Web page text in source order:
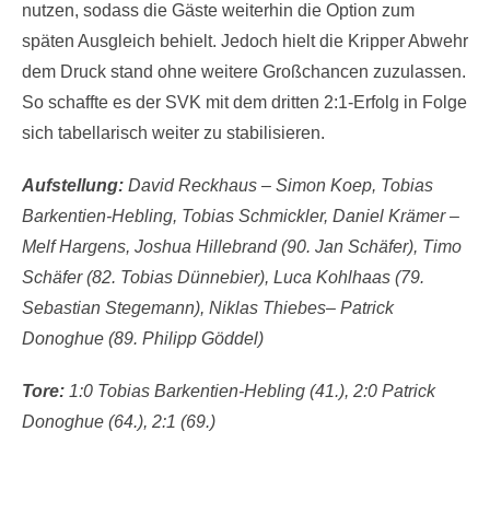
nutzen, sodass die Gäste weiterhin die Option zum
späten Ausgleich behielt. Jedoch hielt die Kripper Abwehr
dem Druck stand ohne weitere Großchancen zuzulassen.
So schaffte es der SVK mit dem dritten 2:1-Erfolg in Folge
sich tabellarisch weiter zu stabilisieren.
Aufstellung: David Reckhaus – Simon Koep, Tobias
Barkentien-Hebling, Tobias Schmickler, Daniel Krämer –
Melf Hargens, Joshua Hillebrand (90. Jan Schäfer), Timo
Schäfer (82. Tobias Dünnebier), Luca Kohlhaas (79.
Sebastian Stegemann), Niklas Thiebes– Patrick
Donoghue (89. Philipp Göddel)
Tore: 1:0 Tobias Barkentien-Hebling (41.), 2:0 Patrick
Donoghue (64.), 2:1 (69.)